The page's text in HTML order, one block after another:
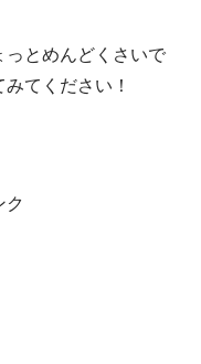
っとめんどくさいで
てください！
ク